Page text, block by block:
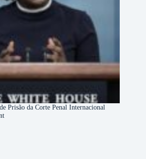
Prisão da Corte Penal Internacional